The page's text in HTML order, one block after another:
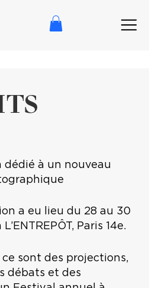
dédié à un nouveau
a eu lieu du 28 au 30
Paris 14e.
ce sont des projections,
débats et des